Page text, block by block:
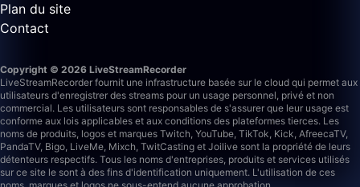
Plan du site
Contact
Copyright © 2026 LiveStreamRecorder
LiveStreamRecorder fournit une infrastructure basée sur le cloud qui permet aux
utilisateurs d'enregistrer des streams pour un usage personnel, privé et non
commercial. Les utilisateurs sont responsables de s'assurer que leur usage est
conforme aux lois applicables et aux conditions des plateformes tierces. Les
noms de produits, logos et marques Twitch, YouTube, TikTok, Kick, AfreecaTV,
PandaTV, Bigo, LiveMe, Mixch, TwitCasting et Joilive sont la propriété de leurs
détenteurs respectifs. Tous les noms d'entreprises, produits et services utilisés
sur ce site le sont à des fins d'identification uniquement. L'utilisation de ces